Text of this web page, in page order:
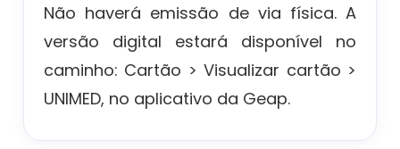
Não haverá emissão de via física. A
versão digital estará disponível no
caminho: Cartão > Visualizar cartão >
UNIMED, no aplicativo da Geap.